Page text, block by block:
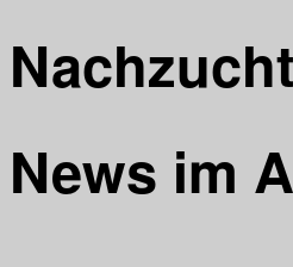
News im